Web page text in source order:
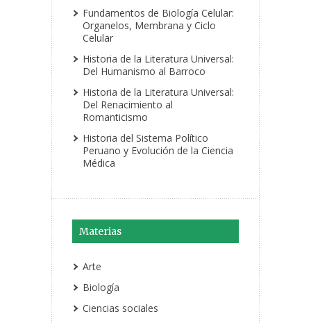
Fundamentos de Biología Celular:
Organelos, Membrana y Ciclo
Celular
Historia de la Literatura Universal:
Del Humanismo al Barroco
Historia de la Literatura Universal:
Del Renacimiento al
Romanticismo
Historia del Sistema Político
Peruano y Evolución de la Ciencia
Médica
Materias
Arte
Biología
Ciencias sociales